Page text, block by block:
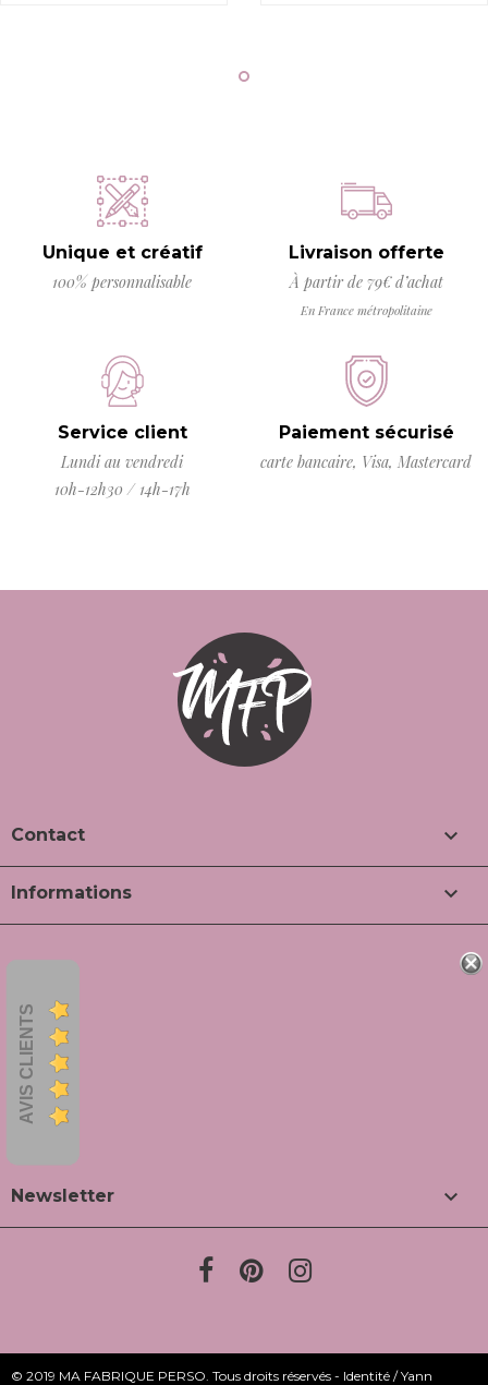
Unique et créatif
100% personnalisable
Livraison offerte
À partir de 79€ d’achat
En France métropolitaine
Service client
Lundi au vendredi
10h-12h30 / 14h-17h
Paiement sécurisé
carte bancaire, Visa, Mastercard
Contact 
Informations 
AVIS CLIENTS
Newsletter 
© 2019 MA FABRIQUE PERSO. Tous droits réservés - Identité / Yann